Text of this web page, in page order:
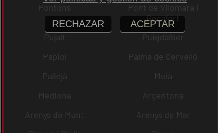
Pontons
Pont de Vilomara i
Rocafort
Pujalt
Puigdàlber
Papiol
Palma de Cervelló
Pallejà
Moià
Mediona
Argentona
Arenys de Munt
Arenys de Mar
RECHAZAR ACEPTAR